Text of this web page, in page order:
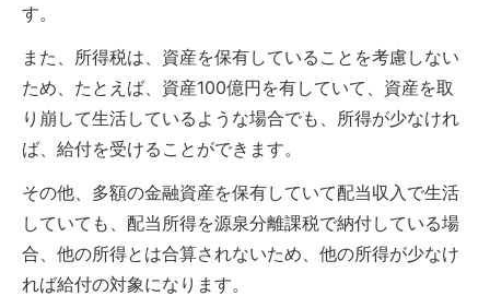
す。
また、所得税は、資産を保有していることを考慮しない
ため、たとえば、資産100億円を有していて、資産を取
り崩して生活しているような場合でも、所得が少なけれ
ば、給付を受けることができます。
その他、多額の金融資産を保有していて配当収入で生活
していても、配当所得を源泉分離課税で納付している場
合、他の所得とは合算されないため、他の所得が少なけ
れば給付の対象になります。